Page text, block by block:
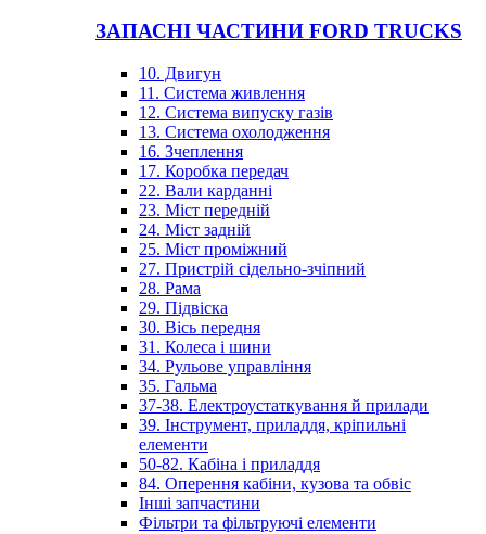
ЗАПАСНІ ЧАСТИНИ FORD TRUCKS
10. Двигун
11. Система живлення
12. Система випуску газів
13. Система охолодження
16. Зчеплення
17. Коробка передач
22. Вали карданні
23. Міст передній
24. Міст задній
25. Міст проміжний
27. Пристрій сідельно-зчіпний
28. Рама
29. Підвіска
30. Вісь передня
31. Колеса і шини
34. Рульове управління
35. Гальма
37-38. Електроустаткування й прилади
39. Інструмент, приладдя, кріпильні
елементи
50-82. Кабіна і приладдя
84. Оперення кабіни, кузова та обвіс
Інші запчастини
Фільтри та фільтруючі елементи